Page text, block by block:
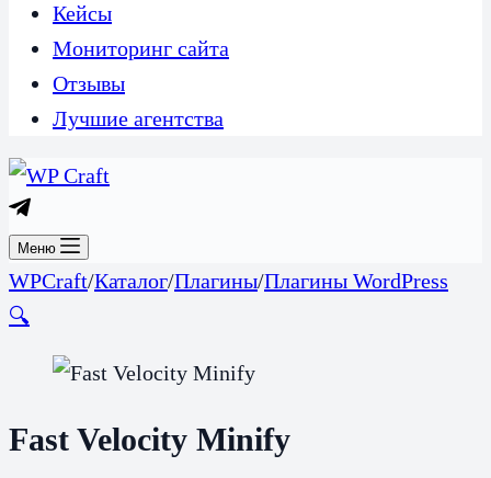
Кейсы
Мониторинг сайта
Отзывы
Лучшие агентства
Меню
WPCraft/Каталог/Плагины/Плагины WordPress
🔍
Fast Velocity Minify